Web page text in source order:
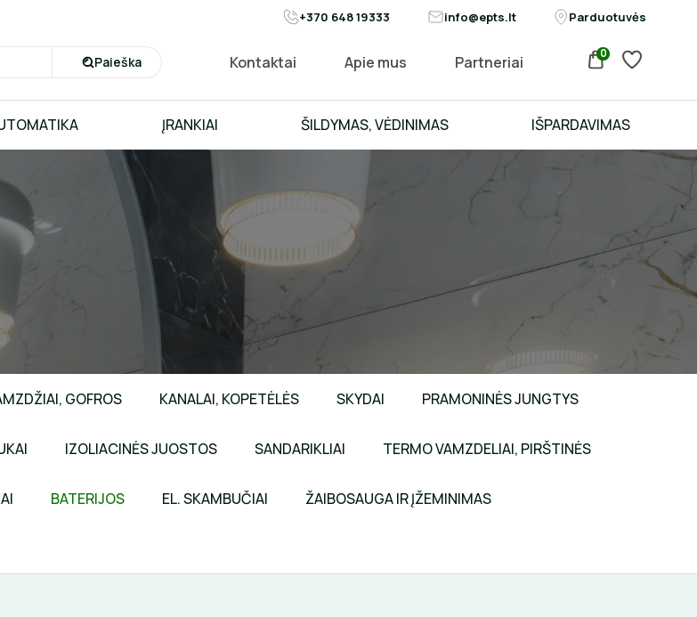
+370 648 19333 info@epts.lt Parduotuvės
Paieška Kontaktai Apie mus Partneriai 0
ĮRANKIAI ŠILDYMAS, VĖDINIMAS IŠPARDAVIMAS
GOFROS KANALAI, KOPETĖLĖS SKYDAI PRAMONINĖS JUNGTYS
IZOLIACINĖS JUOSTOS SANDARIKLIAI TERMO VAMZDELIAI, PIRŠTINĖS
BATERIJOS EL. SKAMBUČIAI ŽAIBOSAUGA IR ĮŽEMINIMAS